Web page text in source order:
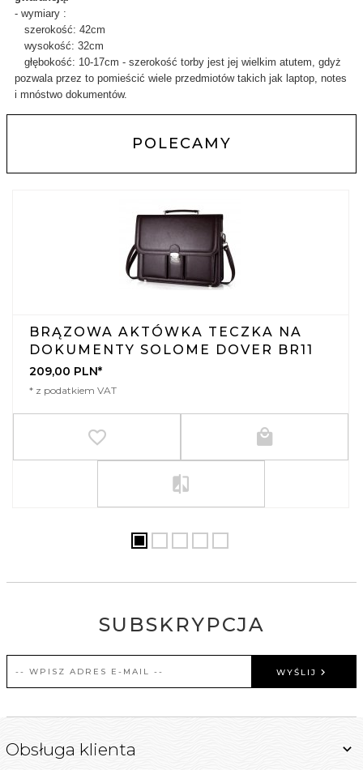
- wymiary :
szerokość: 42cm
wysokość: 32cm
głębokość: 10-17cm - szerokość torby jest jej wielkim atutem, gdyż
pozwala przez to pomieścić wiele przedmiotów takich jak laptop, notes
i mnóstwo dokumentów.
POLECAMY
BRĄZOWA AKTÓWKA TECZKA NA
DOKUMENTY SOLOME DOVER BR11
209,00 PLN*
* z podatkiem VAT
SUBSKRYPCJA
WYŚLIJ
Obsługa klienta